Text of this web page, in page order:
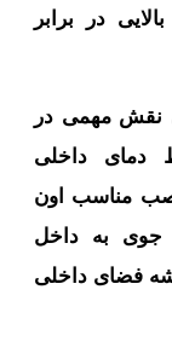
در برابر
نقش مهمی در
دمای داخلی
مناسب اون
جوی به داخل
فضای داخلی